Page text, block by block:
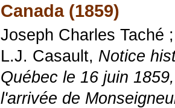
Canada (1859)
Joseph Charles Taché
L.J. Casault, Notice
Québec le 16 juin
l'arrivée de